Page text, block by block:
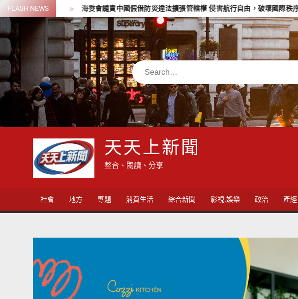
Skip
to
content
FLASH NEWS
海委會譴責中國假借防災違法擴張管轄權 侵害航行自由，破壞國際秩序 嘉義無
Search
天天上新聞
整合、閱讀、分享
社會 地方 專題 消費生活 綜合新聞 影視.娛樂 政治 產經